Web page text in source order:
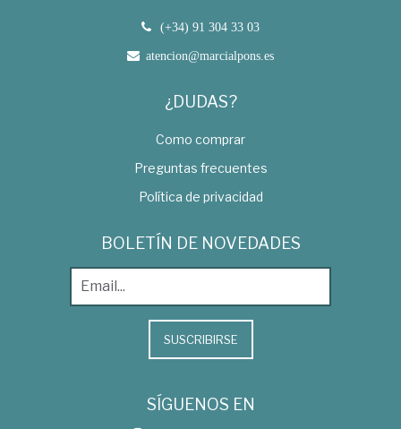
(+34) 91 304 33 03
atencion@marcialpons.es
¿DUDAS?
Como comprar
Preguntas frecuentes
Política de privacidad
BOLETÍN DE NOVEDADES
SUSCRIBIRSE
SÍGUENOS EN